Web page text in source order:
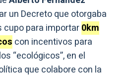
un Decreto que otorgaba
para importar0km
con incentivos para
“ecológicos”, en el
que colabore con la